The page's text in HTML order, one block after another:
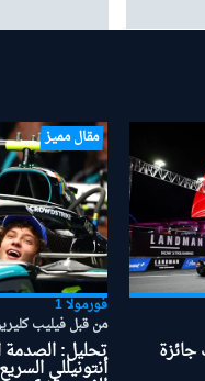
1 تملك جائزة
مقال مميز
فورمولا 1
من قبل فيليب
تحليل: الصدمة
أنتونيللي